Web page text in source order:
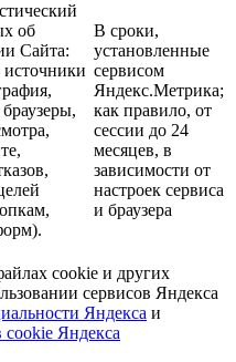
об
Сайта:
источники
В сроки,
установленные
сервисом
Яндекс.Метрика;
как правило, от
сессии до 24
месяцев, в
зависимости от
настроек сервиса
и браузера
cookie и других
сервисов Яндекса
Яндекса и
cookie Яндекса